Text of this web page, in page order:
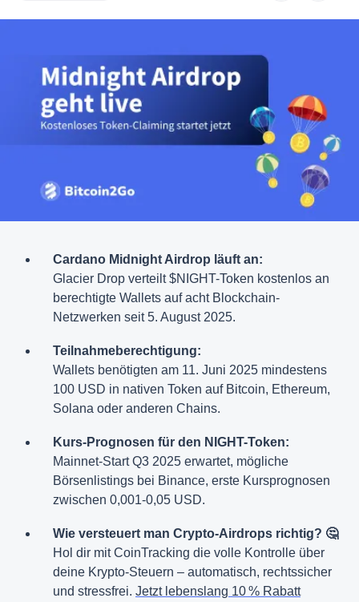
Cardano Midnight Airdrop läuft an:
Glacier Drop verteilt $NIGHT-Token kostenlos an
berechtigte Wallets auf acht Blockchain-
Netzwerken seit 5. August 2025.
Teilnahmeberechtigung:
Wallets benötigten am 11. Juni 2025 mindestens
100 USD in nativen Token auf Bitcoin, Ethereum,
Solana oder anderen Chains.
Kurs-Prognosen für den NIGHT-Token:
Mainnet-Start Q3 2025 erwartet, mögliche
Börsenlistings bei Binance, erste Kursprognosen
zwischen 0,001-0,05 USD.
Wie versteuert man Crypto-Airdrops richtig? 🤔
Hol dir mit CoinTracking die volle Kontrolle über
deine Krypto-Steuern – automatisch, rechtssicher
und stressfrei. Jetzt lebenslang 10 % Rabatt